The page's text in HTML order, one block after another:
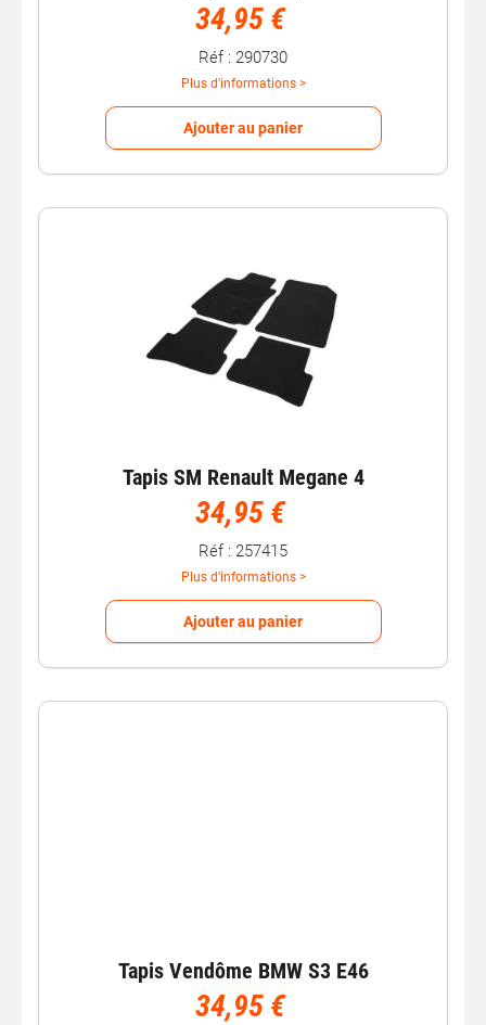
34,95 €
Réf : 290730
Plus d'informations >
Ajouter au panier
Tapis SM Renault Megane 4
34,95 €
Réf : 257415
Plus d'informations >
Ajouter au panier
Tapis Vendôme BMW S3 E46
34,95 €